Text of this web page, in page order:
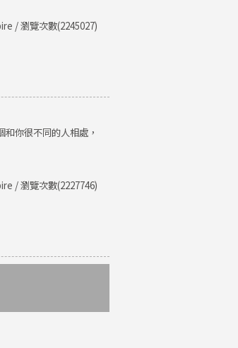
/ 瀏覽次數(2245027)
你很不同的人相處，
/ 瀏覽次數(2227746)